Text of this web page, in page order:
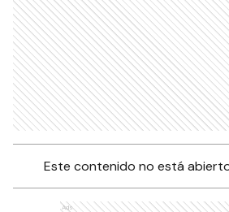
Este contenido no está
Ads